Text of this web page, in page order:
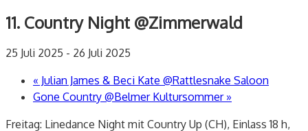
11. Country Night @Zimmerwald
25 Juli 2025 - 26 Juli 2025
« Julian James & Beci Kate @Rattlesnake Saloon
Gone Country @Belmer Kultursommer »
Freitag: Linedance Night mit Country Up (CH), Einlass 18 h,